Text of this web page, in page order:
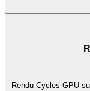
Rendu Cycles GPU